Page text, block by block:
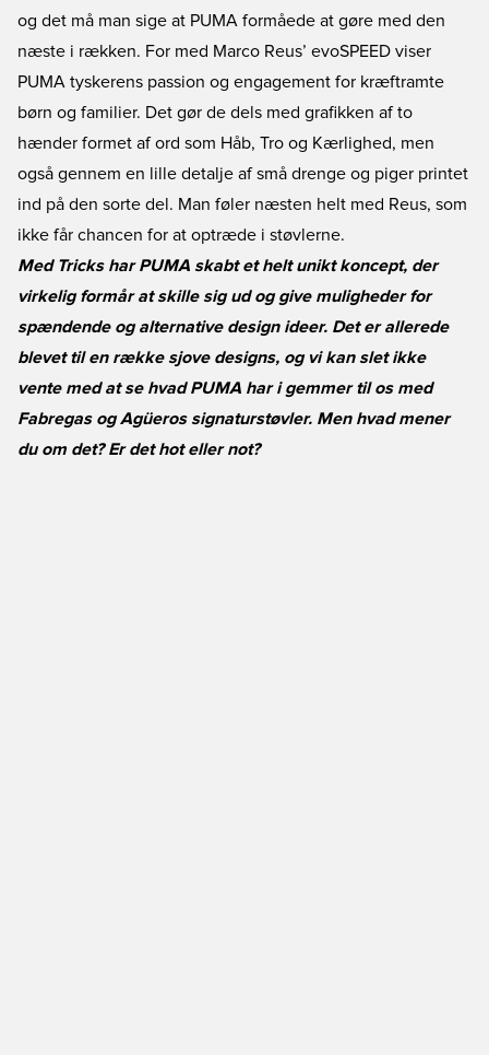
og det må man sige at PUMA formåede at gøre med den
næste i rækken. For med Marco Reus’ evoSPEED viser
PUMA tyskerens passion og engagement for kræftramte
børn og familier. Det gør de dels med grafikken af to
hænder formet af ord som Håb, Tro og Kærlighed, men
også gennem en lille detalje af små drenge og piger printet
ind på den sorte del. Man føler næsten helt med Reus, som
ikke får chancen for at optræde i støvlerne.
Med Tricks har PUMA skabt et helt unikt koncept, der
virkelig formår at skille sig ud og give muligheder for
spændende og alternative design ideer. Det er allerede
blevet til en række sjove designs, og vi kan slet ikke
vente med at se hvad PUMA har i gemmer til os med
Fabregas og Agüeros signaturstøvler. Men hvad mener
du om det? Er det hot eller not?